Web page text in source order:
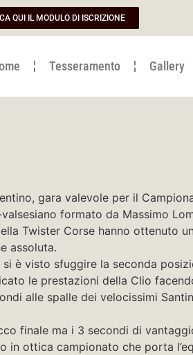
QUI IL MODULO DI ISCRIZIONE
Tesseramento Gallery
gara valevole per il
formato da Massimo
Twister Corse hanno ottenuto
assoluta.
è visto sfuggire la seconda
le prestazioni della Clio
alle spalle dei velocissimi
finale ma i 3 secondi di
ottica campionato che porta